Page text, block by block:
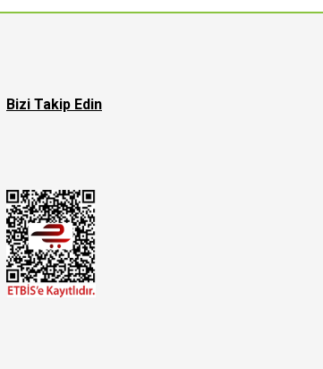
Bizi Takip Edin